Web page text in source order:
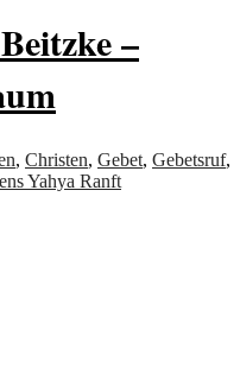
–
, Christen, Gebet, Gebetsruf,
Yahya Ranft